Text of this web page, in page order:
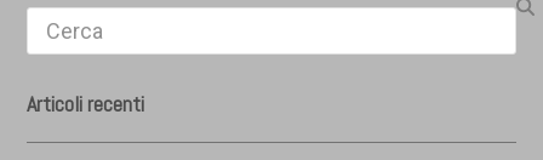
Search
Articoli recenti